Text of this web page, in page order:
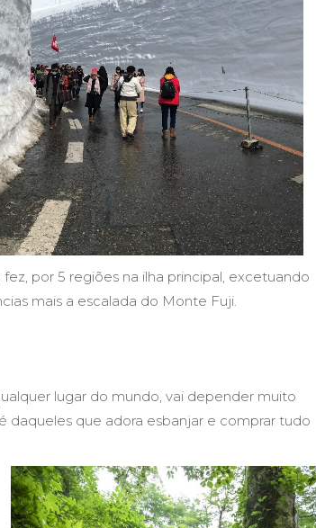
por 5 regiões na ilha principal, excetuando
mais a escalada do Monte Fuji.
lugar do mundo, vai depender muito
daqueles que adora esbanjar e comprar tudo